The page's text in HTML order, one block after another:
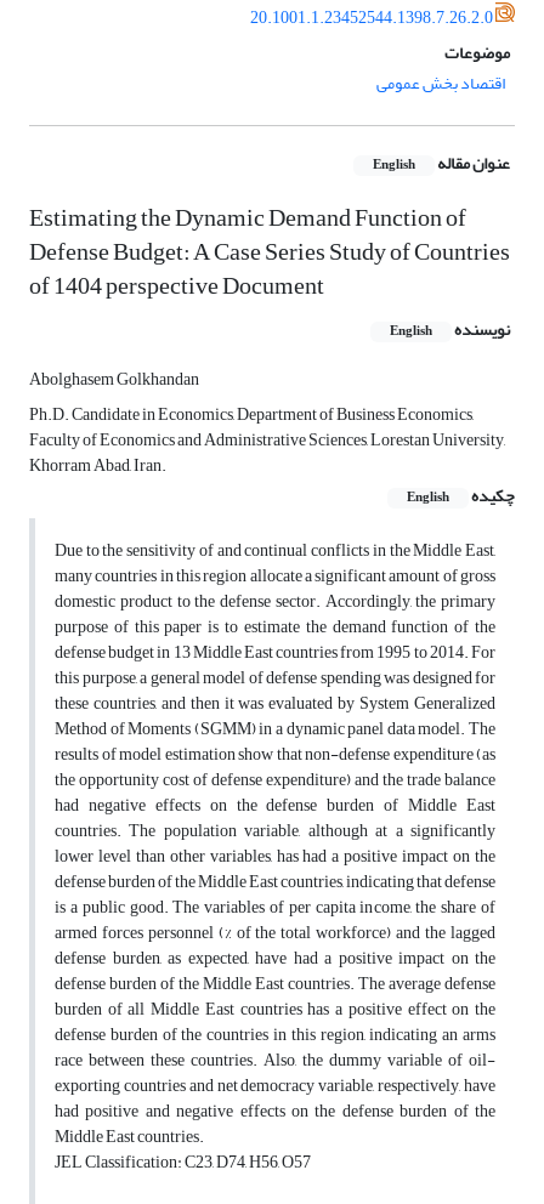
20.1001.1.23452544.1398.7.26.2.0
موضوعات
اقتصاد بخش عمومی
عنوان مقاله English
Estimating the Dynamic Demand Function of
Defense Budget: A Case Series Study of Countries
of 1404 perspective Document
نویسنده English
Abolghasem Golkhandan
Ph.D. Candidate in Economics, Department of Business Economics,
Faculty of Economics and Administrative Sciences, Lorestan University,
Khorram Abad, Iran.
چکیده
English
Due to the sensitivity of and continual conflicts in the Middle East,
many countries in this region allocate a significant amount of gross
domestic product to the defense sector. Accordingly, the primary
purpose of this paper is to estimate the demand function of the
defense budget in 13 Middle East countries from 1995 to 2014. For
this purpose, a general model of defense spending was designed for
these countries, and then it was evaluated by System Generalized
Method of Moments (SGMM) in a dynamic panel data model. The
results of model estimation show that non-defense expenditure (as
the opportunity cost of defense expenditure) and the trade balance
had negative effects on the defense burden of Middle East
countries. The population variable, although at a significantly
lower level than other variables, has had a positive impact on the
defense burden of the Middle East countries, indicating that defense
is a public good. The variables of per capita income, the share of
armed forces personnel (% of the total workforce) and the lagged
defense burden, as expected, have had a positive impact on the
defense burden of the Middle East countries. The average defense
burden of all Middle East countries has a positive effect on the
defense burden of the countries in this region, indicating an arms
race between these countries. Also, the dummy variable of oil-
exporting countries and net democracy variable, respectively, have
had positive and negative effects on the defense burden of the
Middle East countries.
JEL Classification: C23, D74, H56, O57